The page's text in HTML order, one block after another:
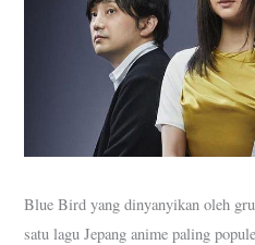
Blue Bird yang dinyanyikan oleh
satu lagu Jepang anime paling